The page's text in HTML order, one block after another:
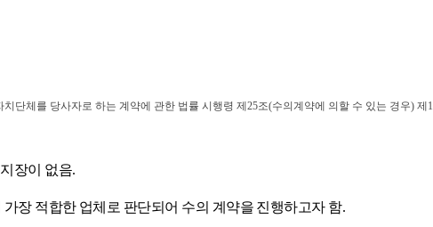
치단체를 당사자로 하는 계약에 관한 법률 시행령 제 25조(수의계약에 의할 수 있는 경우) 제1
장이 없음.
가장 적합한 업체로 판단되어 수의 계약을 진행하고자 함.